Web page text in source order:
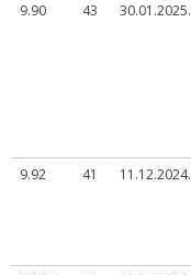
9.90
43 30.01.2025.
9.92
41 11.12.2024.